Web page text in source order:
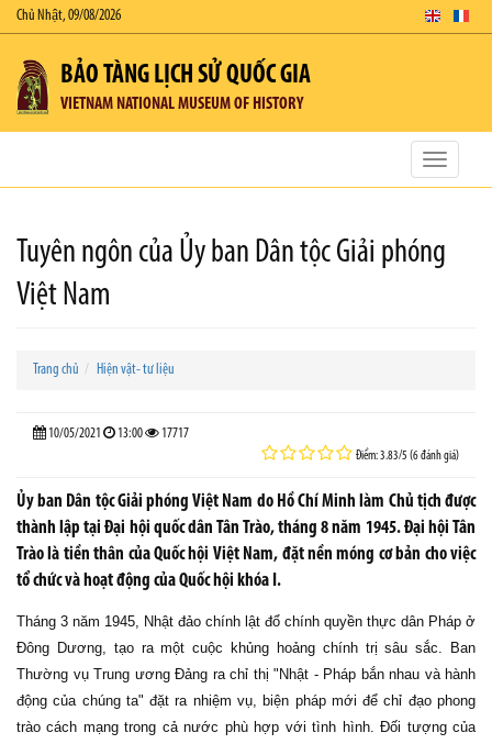
Chủ Nhật, 09/08/2026
BẢO TÀNG LỊCH SỬ QUỐC GIA
VIETNAM NATIONAL MUSEUM OF HISTORY
Toggle
Tuyên ngôn của Ủy ban Dân tộc Giải phóng
Việt Nam
Trang chủ Hiện vật- tư liệu
10/05/2021 13:00 17717
Điểm: 3.83/5 (6 đánh giá)
Ủy ban Dân tộc Giải phóng Việt Nam do Hồ Chí Minh làm Chủ tịch được
thành lập tại Đại hội quốc dân Tân Trào, tháng 8 năm 1945. Đại hội Tân
Trào là tiền thân của Quốc hội Việt Nam, đặt nền móng cơ bản cho việc
tổ chức và hoạt động của Quốc hội khóa I.
Tháng 3 năm 1945, Nhật đảo chính lật đổ chính quyền thực dân Pháp ở
Đông Dương, tạo ra một cuộc khủng hoảng chính trị sâu sắc. Ban
Thường vụ Trung ương Đảng ra chỉ thị "Nhật - Pháp bắn nhau và hành
động của chúng ta" đặt ra nhiệm vụ, biện pháp mới để chỉ đạo phong
trào cách mạng trong cả nước phù hợp với tình hình. Đối tượng của